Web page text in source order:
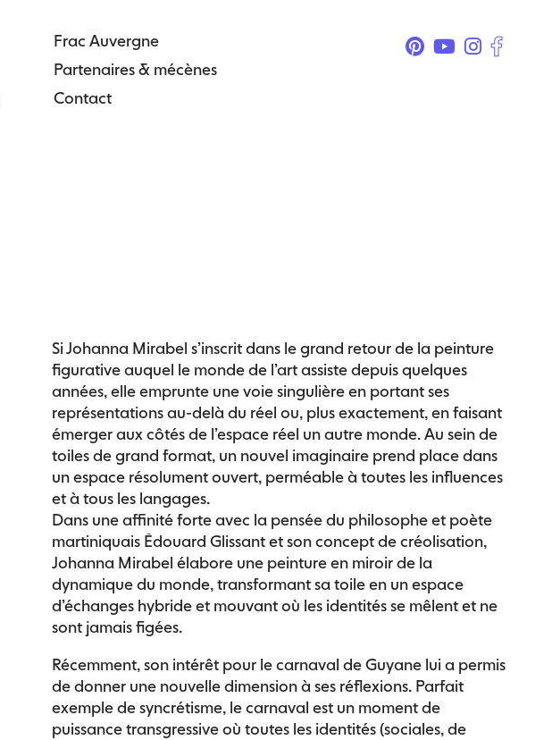
Frac Auvergne
Partenaires & mécènes
Contact
Si Johanna Mirabel s’inscrit dans le grand retour de la peinture
figurative auquel le monde de l’art assiste depuis quelques
années, elle emprunte une voie singulière en portant ses
représentations au-delà du réel ou, plus exactement, en faisant
émerger aux côtés de l’espace réel un autre monde. Au sein de
toiles de grand format, un nouvel imaginaire prend place dans
un espace résolument ouvert, perméable à toutes les influences
et à tous les langages.
Dans une affinité forte avec la pensée du philosophe et poète
martiniquais Édouard Glissant et son concept de créolisation,
Johanna Mirabel élabore une peinture en miroir de la
dynamique du monde, transformant sa toile en un espace
d’échanges hybride et mouvant où les identités se mêlent et ne
sont jamais figées.
Récemment, son intérêt pour le carnaval de Guyane lui a permis
de donner une nouvelle dimension à ses réflexions. Parfait
exemple de syncrétisme, le carnaval est un moment de
puissance transgressive où toutes les identités (sociales, de